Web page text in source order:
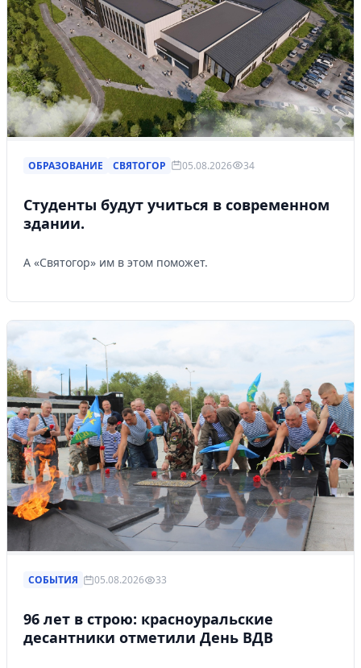
ОБРАЗОВАНИЕ СВЯТОГОР 05.08.2026 34
Студенты будут учиться в современном
здании.
А «Святогор» им в этом поможет.
СОБЫТИЯ 05.08.2026 33
96 лет в строю: красноуральские
десантники отметили День ВДВ